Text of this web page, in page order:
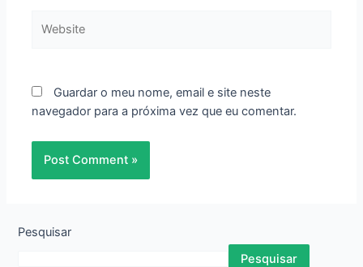
Guardar o meu nome, email e site neste
navegador para a próxima vez que eu comentar.
Pesquisar
Pesquisar